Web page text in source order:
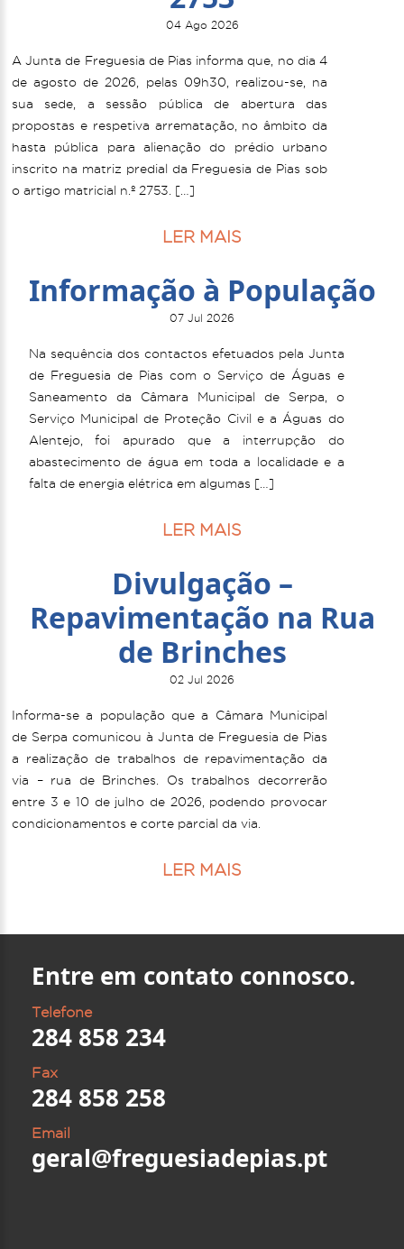
04 Ago 2026
A Junta de Freguesia de Pias informa que, no dia 4
de agosto de 2026, pelas 09h30, realizou-se, na
sua sede, a sessão pública de abertura das
propostas e respetiva arrematação, no âmbito da
hasta pública para alienação do prédio urbano
inscrito na matriz predial da Freguesia de Pias sob
o artigo matricial n.º 2753. […]
LER MAIS
Informação à População
07 Jul 2026
Na sequência dos contactos efetuados pela Junta
de Freguesia de Pias com o Serviço de Águas e
Saneamento da Câmara Municipal de Serpa, o
Serviço Municipal de Proteção Civil e a Águas do
Alentejo, foi apurado que a interrupção do
abastecimento de água em toda a localidade e a
falta de energia elétrica em algumas […]
LER MAIS
Divulgação –
Repavimentação na Rua
de Brinches
02 Jul 2026
Informa-se a população que a Câmara Municipal
de Serpa comunicou à Junta de Freguesia de Pias
a realização de trabalhos de repavimentação da
via – rua de Brinches. Os trabalhos decorrerão
entre 3 e 10 de julho de 2026, podendo provocar
condicionamentos e corte parcial da via.
LER MAIS
Entre em contato connosco.
Telefone
284 858 234
Fax
284 858 258
Email
geral@freguesiadepias.pt